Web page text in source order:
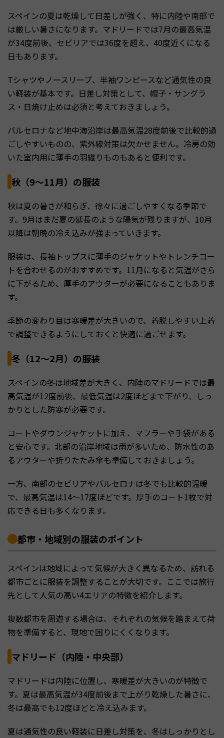
スペインの夏は乾燥して日差しが強く、特に内陸や南部で
は厳しい暑さになります。マドリードでは7月の最高気温
が34度前後、セビリアでは36度を超え、40度近くになる
日もあります。
Tシャツやノースリーブ、半袖ワンピースなど通気性の良
い軽装が基本です。日差し対策として、帽子・サングラ
ス・日焼け止めは必須と考えておきましょう。
バルセロナなど地中海沿岸は最高気温28度前後で比較的過
ごしやすいものの、紫外線対策は欠かせません。冷房の効
いた室内用に薄手の羽織りものもあると便利です。
秋（9〜11月）の服装
秋は夏の暑さが和らぎ、徐々に過ごしやすくなる季節で
す。9月はまだ夏の延長のような陽気が残りますが、10月
以降は朝晩の冷え込みが強まっていきます。
服装は、長袖トップスに薄手のジャケットやトレンチコー
トを合わせるのがおすすめです。11月になると気温がさら
に下がるため、厚手のアウターが必要になることもありま
す。
季節の変わり目は寒暖差が大きいので、着脱しやすい上着
で調整できるようにしておくと快適に過ごせます。
冬（12〜2月）の服装
スペインの冬は地域差が大きく、内陸のマドリードでは最
高気温が12度前後、最低気温は2度ほどまで下がり、しっ
かりとした防寒が必要です。
コートやダウンジャケットに加え、マフラーや手袋がある
と安心です。北部の沿岸地域は雨が多いため、防水性のあ
るアウターや折りたたみ傘も準備しておきましょう。
一方、南部のセビリアやバルセロナは冬でも比較的温暖
で、最高気温は14〜17度ほどです。厚手のコート1枚で対
応できる日も多くなります。
都市・地域別の服装のポイント
スペインは地域によって気候が大きく異なるため、訪れる
都市ごとに服装を調整することが大切です。ここでは旅行
先として人気の高い4エリアの特徴を紹介します。
複数都市を周遊する場合は、それぞれの気候を踏まえて荷
物を準備すると、現地で困りにくくなります。
マドリード（内陸・中央部）
マドリードは内陸に位置し、寒暖差が大きいのが特徴で
す。夏は最高気温が34度前後まで上がり乾燥した暑さに、
冬は最高でも12度ほどと冷え込みます。
夏は通気性の良い軽装に日差し対策を、冬はしっかりとし